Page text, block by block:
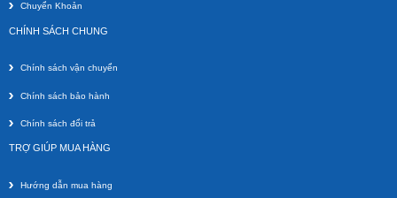
Chuyển Khoản
CHÍNH SÁCH CHUNG
Chính sách vận chuyển
Chính sách bảo hành
Chính sách đổi trả
TRỢ GIÚP MUA HÀNG
Hướng dẫn mua hàng